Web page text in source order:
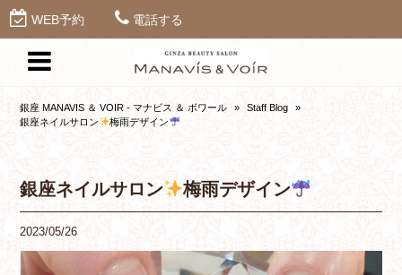
WEB予約 電話する
銀座 MANAVIS ＆ VOIR - マナビス ＆ ボワール » Staff Blog
»
銀座ネイルサロン
梅雨デザイン
銀座ネイルサロン 梅雨デザイン
2023/05/26